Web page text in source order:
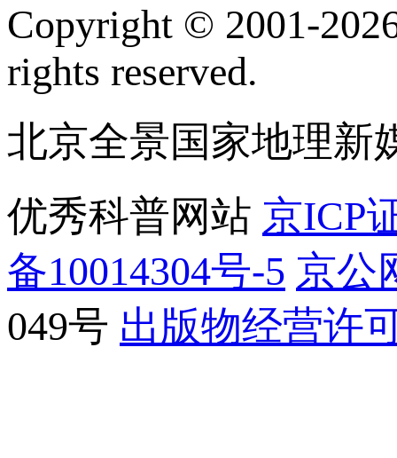
Copyright © 2001-
rights reserved.
北京全景国家地理新
优秀科普网站 京ICP
备10014304号-5 京公
049号 出版物经营许